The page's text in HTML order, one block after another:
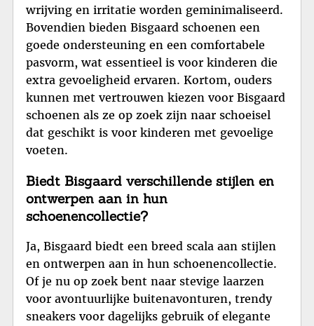
wrijving en irritatie worden geminimaliseerd.
Bovendien bieden Bisgaard schoenen een
goede ondersteuning en een comfortabele
pasvorm, wat essentieel is voor kinderen die
extra gevoeligheid ervaren. Kortom, ouders
kunnen met vertrouwen kiezen voor Bisgaard
schoenen als ze op zoek zijn naar schoeisel
dat geschikt is voor kinderen met gevoelige
voeten.
Biedt Bisgaard verschillende stijlen en
ontwerpen aan in hun
schoenencollectie?
Ja, Bisgaard biedt een breed scala aan stijlen
en ontwerpen aan in hun schoenencollectie.
Of je nu op zoek bent naar stevige laarzen
voor avontuurlijke buitenavonturen, trendy
sneakers voor dagelijks gebruik of elegante